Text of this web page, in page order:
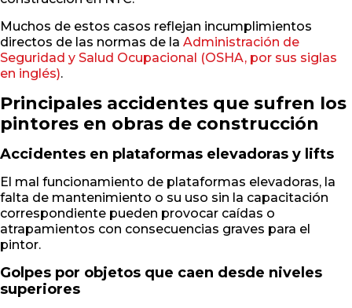
Muchos de estos casos reflejan incumplimientos
directos de las normas de la Administración de
Seguridad y Salud Ocupacional (OSHA, por sus siglas
en inglés).
Principales accidentes que sufren los
pintores en obras de construcción
Accidentes en plataformas elevadoras y lifts
El mal funcionamiento de plataformas elevadoras, la
falta de mantenimiento o su uso sin la capacitación
correspondiente pueden provocar caídas o
atrapamientos con consecuencias graves para el
pintor.
Golpes por objetos que caen desde niveles
superiores